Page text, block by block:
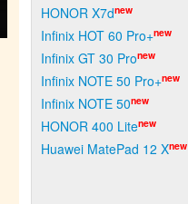
HONOR X7dnew
Infinix HOT 60 Pro+new
Infinix GT 30 Pronew
Infinix NOTE 50 Pro+new
Infinix NOTE 50new
HONOR 400 Litenew
Huawei MatePad 12 Xnew